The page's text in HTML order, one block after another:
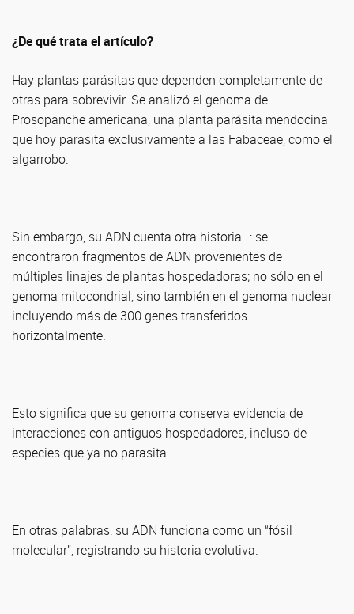
¿De qué trata el artículo?
Hay plantas parásitas que dependen completamente de
otras para sobrevivir. Se analizó el genoma de
Prosopanche americana, una planta parásita mendocina
que hoy parasita exclusivamente a las Fabaceae, como el
algarrobo.
Sin embargo, su ADN cuenta otra historia…: se
encontraron fragmentos de ADN provenientes de
múltiples linajes de plantas hospedadoras; no sólo en el
genoma mitocondrial, sino también en el genoma nuclear
incluyendo más de 300 genes transferidos
horizontalmente.
Esto significa que su genoma conserva evidencia de
interacciones con antiguos hospedadores, incluso de
especies que ya no parasita.
En otras palabras: su ADN funciona como un “fósil
molecular”, registrando su historia evolutiva.